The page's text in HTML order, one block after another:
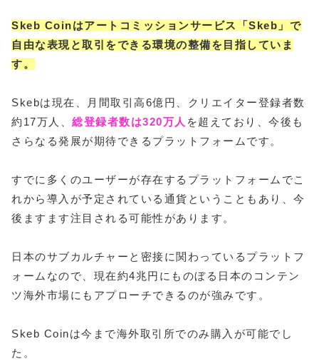
Skeb Coinはアートコミッションサービス「Skeb」で
自由な表現と取引をできる環境の整備を目指していま
す。
Skebは現在、月間取引高6億円、クリエイター登録者数
約17万人、 総登録者数は320万人 を超えており、今後も
さらなる発展が期待できるプラットフォームです。
すでに多くのユーザーが存在するプラットフォームでこ
れから導入が予定されている通貨ということもあり、今
後ますます注目される可能性があります。
日本のサブカルチャーと密接に関わっているプラットフ
ォームなので、現在約4兆円にものぼる日本のコンテン
ツ海外市場にもアプローチできるのが強みです。
Skeb Coinは今まで海外取引所でのみ購入が可能でし
た。